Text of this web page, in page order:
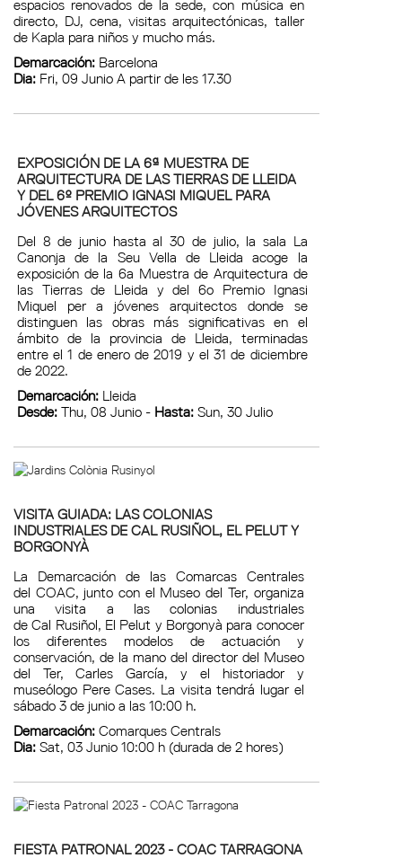
espacios renovados de la sede, con música en
directo, DJ, cena, visitas arquitectónicas, taller
de Kapla para niños y mucho más.
Demarcación: Barcelona
Dia: Fri, 09 Junio A partir de les 17.30
EXPOSICIÓN DE LA 6ª MUESTRA DE
ARQUITECTURA DE LAS TIERRAS DE LLEIDA
Y DEL 6º PREMIO IGNASI MIQUEL PARA
JÓVENES ARQUITECTOS
Del 8 de junio hasta al 30 de julio, la sala La
Canonja de la Seu Vella de Lleida acoge la
exposición de la 6a Muestra de Arquitectura de
las Tierras de Lleida y del 6o Premio Ignasi
Miquel per a jóvenes arquitectos donde se
distinguen las obras más significativas en el
ámbito de la provincia de Lleida, terminadas
entre el 1 de enero de 2019 y el 31 de diciembre
de 2022.
Demarcación: Lleida
Desde:Thu, 08 Junio - Hasta:Sun, 30 Julio
VISITA GUIADA: LAS COLONIAS
INDUSTRIALES DE CAL RUSIÑOL, EL PELUT Y
BORGONYÀ
La Demarcación de las Comarcas Centrales
del COAC, junto con el Museo del Ter, organiza
una visita a las colonias industriales
de Cal Rusiñol, El Pelut y Borgonyà para conocer
los diferentes modelos de actuación y
conservación, de la mano del director del Museo
del Ter, Carles García, y el historiador y
museólogo Pere Cases. La visita tendrá lugar el
sábado 3 de junio a las 10:00 h.
Demarcación:Comarques Centrals
Dia:Sat, 03 Junio 10:00 h (durada de 2 hores)
FIESTA PATRONAL 2023 - COAC TARRAGONA